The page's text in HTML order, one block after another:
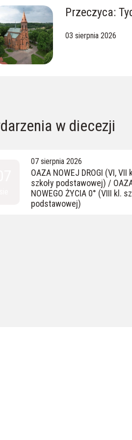
Przeczyca:
03 sierpnia 2026
w diecezji
07 sierpnia 2026
OAZA NOWEJ DROGI (VI, VII
szkoły podstawowej) /
NOWEGO ŻYCIA 0° (VIII kl.
podstawowej)